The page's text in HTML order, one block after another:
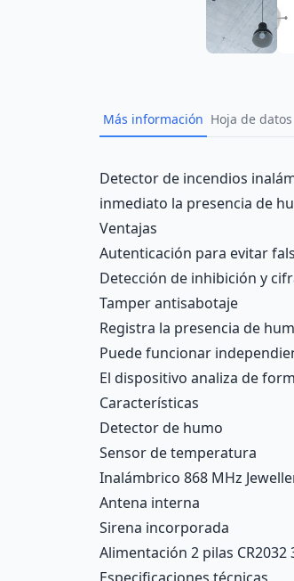
Más información Hoja de datos
Description
Detector de incendios
inmediato la presencia de
Ventajas
Autenticación para evitar
Detección de inhibición y
Tamper antisabotaje
Registra la presencia de
Puede funcionar
El dispositivo analiza de
Características
Detector de humo
Sensor de temperatura
Inalámbrico 868 MHz
Antena interna
Sirena incorporada
Alimentación 2 pilas CR2032